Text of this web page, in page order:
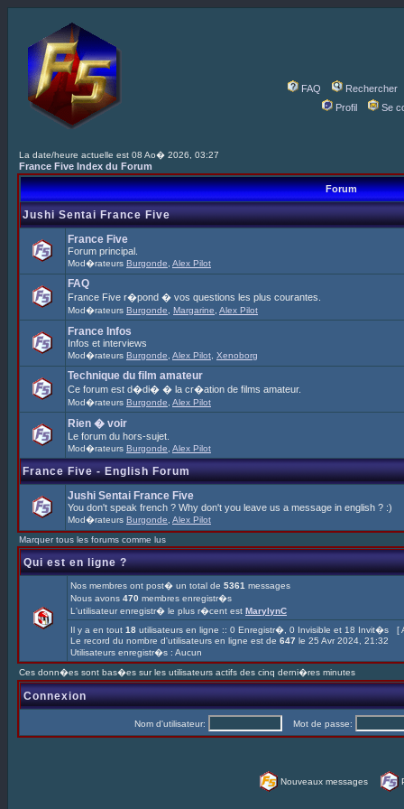
FAQ
Rechercher
Profil
Se
La date/heure actuelle est 08 Ao� 2026, 03:27
France Five Index du Forum
Forum
Jushi Sentai France Five
France Five
Forum principal.
Mod�rateurs Burgonde Alex Pilot
FAQ
France Five r�pond � vos questions les plus courantes.
Mod�rateurs Burgonde Margarine Alex Pilot
France Infos
Infos et interviews
Mod�rateurs Burgonde Alex Pilot Xenoborg
Technique du film amateur
Ce forum est d�di� � la cr�ation de films amateur.
Mod�rateurs Burgonde Alex Pilot
Rien � voir
Le forum du hors-sujet.
Mod�rateurs Burgonde Alex Pilot
France Five - English Forum
Jushi Sentai France Five
You don't speak french ? Why don't you leave us a message in english ? :)
Mod�rateurs Burgonde Alex Pilot
Marquer tous les forums comme lus
Qui est en ligne ?
Nos membres ont post� un total de 5361 messages
Nous avons 470 membres enregistr�s
L'utilisateur enregistr� le plus r�cent est MarylynC
Il y a en tout 18 utilisateurs en ligne :: 0 Enregistr�, 0 Invisible et 18 Invit�s [
Le record du nombre d'utilisateurs en ligne est de 647 le 25 Avr 2024, 21:32
Utilisateurs enregistr�s : Aucun
Ces donn�es sont bas�es sur les utilisateurs actifs des cinq derni�res minutes
Connexion
Nom d'utilisateur: Mot de passe:
Nouveaux messages